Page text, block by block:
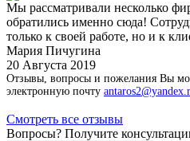
Мы рассматривали несколько
обратились именно сюда!
только к своей работе, но и к
Мария Пичугина
20 Августа 2019
Отзывы, вопросы и пожелания Вы
электронную почту
Смотреть все отзывы
Вопросы? Получите